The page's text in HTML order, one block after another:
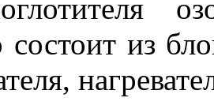
состоит из